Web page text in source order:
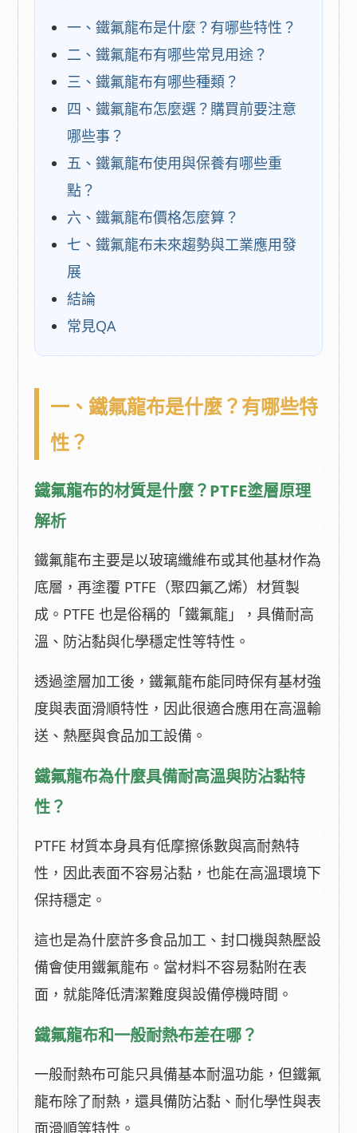
一、鐵氟龍布是什麼？有哪些特性？
二、鐵氟龍布有哪些常見用途？
三、鐵氟龍布有哪些種類？
四、鐵氟龍布怎麼選？購買前要注意
哪些事？
五、鐵氟龍布使用與保養有哪些重
點？
六、鐵氟龍布價格怎麼算？
七、鐵氟龍布未來趨勢與工業應用發
展
結論
常見QA
一、鐵氟龍布是什麼？有哪些特
性？
鐵氟龍布的材質是什麼？PTFE塗層原理
解析
鐵氟龍布主要是以玻璃纖維布或其他基材作為
底層，再塗覆 PTFE（聚四氟乙烯）材質製
成。PTFE 也是俗稱的「鐵氟龍」，具備耐高
溫、防沾黏與化學穩定性等特性。
透過塗層加工後，鐵氟龍布能同時保有基材強
度與表面滑順特性，因此很適合應用在高溫輸
送、熱壓與食品加工設備。
鐵氟龍布為什麼具備耐高溫與防沾黏特
性？
PTFE 材質本身具有低摩擦係數與高耐熱特
性，因此表面不容易沾黏，也能在高溫環境下
保持穩定。
這也是為什麼許多食品加工、封口機與熱壓設
備會使用鐵氟龍布。當材料不容易黏附在表
面，就能降低清潔難度與設備停機時間。
鐵氟龍布和一般耐熱布差在哪？
一般耐熱布可能只具備基本耐溫功能，但鐵氟
龍布除了耐熱，還具備防沾黏、耐化學性與表
面滑順等特性。